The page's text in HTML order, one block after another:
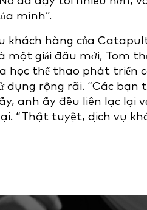
mình”.
khách hàng của
một giải đấu mới, Tom
học thể thao phát triển
dụng rộng rãi. “Các
anh ấy đều liên lạc lại
“Thật tuyệt, dịch vụ